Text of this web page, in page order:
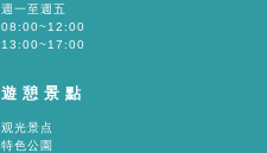
週一至週五
08:00~12:00
13:00~17:00
遊憩景點
观光景点
特色公園